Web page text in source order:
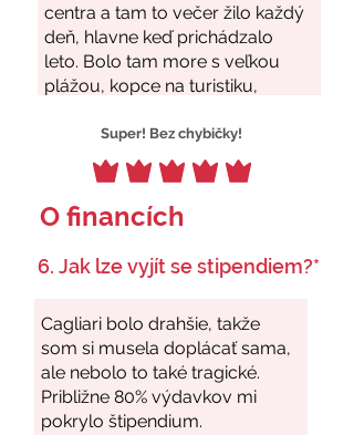
Super! Bez chybičky!
O financích
6. Jak lze vyjít se stipendiem?*